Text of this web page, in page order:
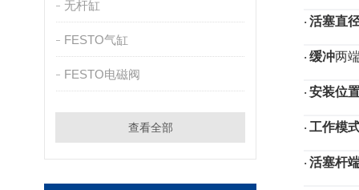
无杆缸
FESTO气缸
FESTO电磁阀
查看全部
· 活塞直
· 缓冲两
· 安装位
· 工作模
· 活塞杆